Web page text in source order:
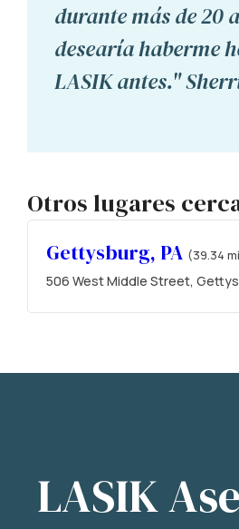
durante más de 20
desearía haberme
LASIK antes."
Otros lugares
Gettysburg, PA (39.34
506 West Middle Street,
LASIK